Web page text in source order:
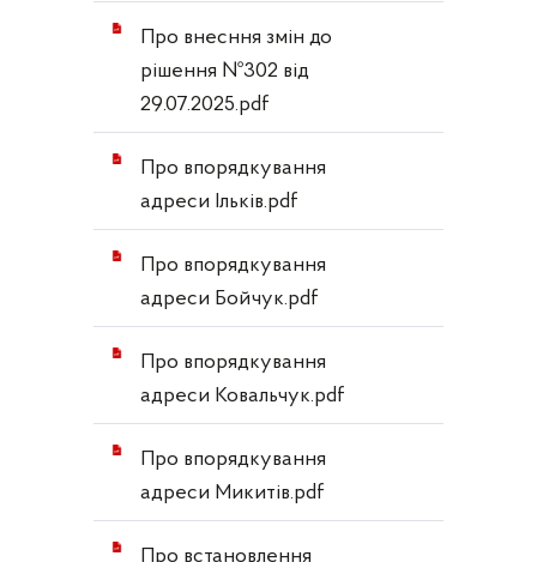
Про внесння змін до
рішення №302 від
29.07.2025.pdf
Про впорядкування
адреси Ільків.pdf
Про впорядкування
адреси Бойчук.pdf
Про впорядкування
адреси Ковальчук.pdf
Про впорядкування
адреси Микитів.pdf
Про встановлення